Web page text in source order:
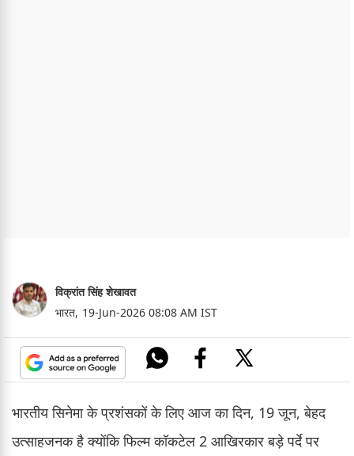
विक्रांत सिंह शेखावत
भारत, 19-Jun-2026 08:08 AM IST
भारतीय सिनेमा के प्रशंसकों के लिए आज का दिन, 19 जून, बेहद
उत्साहजनक है क्योंकि फिल्म कॉकटेल 2 आखिरकार बड़े पर्दे पर